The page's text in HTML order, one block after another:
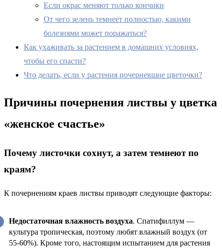
Если окрас меняют только кончики
От чего зелень темнеет полностью, какими
болезнями может поражаться?
Как ухаживать за растением в домашних условиях,
чтобы его спасти?
Что делать, если у растения почерневшие цветочки?
Причины почернения листвы у цветка
«женское счастье»
Почему листочки сохнут, а затем темнеют по
краям?
К почернениям краев листвы приводят следующие факторы:
Недостаточная влажность воздуха. Спатифиллум —
культура тропическая, поэтому любят влажный воздух (от
55-60%). Кроме того, настоящим испытанием для растения